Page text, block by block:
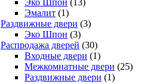
Эмалит (1)
Раздвижные двери (3)
Эко Шпон (3)
Распродажа дверей (30)
Входные двери (1)
Межкомнатные двери (25)
Раздвижные двери (1)